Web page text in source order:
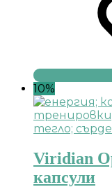
10%
Viridian
капсули